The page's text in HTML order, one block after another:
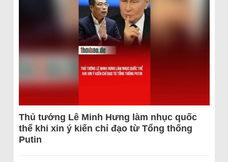
Thủ tướng Lê Minh Hưng làm nhục quốc
thể khi xin ý kiến chỉ đạo từ Tổng thống
Putin